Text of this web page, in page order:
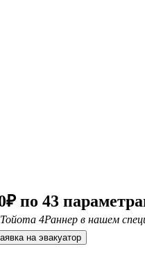
43
4Раннер в нашем
заявка на эвакуатор